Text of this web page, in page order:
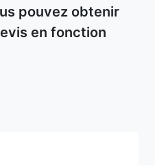
pouvez obtenir
en fonction